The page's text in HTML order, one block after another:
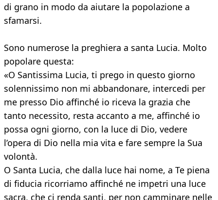
di grano in modo da aiutare la popolazione a
sfamarsi.
Sono numerose la preghiera a santa Lucia. Molto
popolare questa:
«O Santissima Lucia, ti prego in questo giorno
solennissimo non mi abbandonare, intercedi per
me presso Dio affinché io riceva la grazia che
tanto necessito, resta accanto a me, affinché io
possa ogni giorno, con la luce di Dio, vedere
l’opera di Dio nella mia vita e fare sempre la Sua
volontà.
O Santa Lucia, che dalla luce hai nome, a Te piena
di fiducia ricorriamo affinché ne impetri una luce
sacra, che ci renda santi, per non camminare nelle